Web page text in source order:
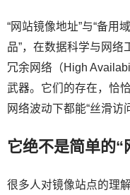
“网站镜像地址”与“备用
品”，在数据科学与网
冗余网络（High
武器。它们的存在，恰
网络波动下都能“丝滑访
它绝不是简单的“
很多人对镜像站点的理